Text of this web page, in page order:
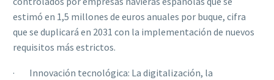
estimó en 1,5 millones de euros anuales por buque, cifra
que se duplicará en 2031 con la implementación de nuevos
requisitos más estrictos.
· Innovación tecnológica: La digitalización, la